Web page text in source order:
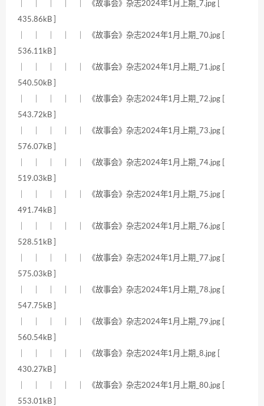
｜ ｜ ｜ ｜ ｜ 《故事会》杂志2024年1月上期_7.jpg [
435.86kB ]
｜ ｜ ｜ ｜ ｜ 《故事会》杂志2024年1月上期_70.jpg [
536.11kB ]
｜ ｜ ｜ ｜ ｜ 《故事会》杂志2024年1月上期_71.jpg [
540.50kB ]
｜ ｜ ｜ ｜ ｜ 《故事会》杂志2024年1月上期_72.jpg [
543.72kB ]
｜ ｜ ｜ ｜ ｜ 《故事会》杂志2024年1月上期_73.jpg [
576.07kB ]
｜ ｜ ｜ ｜ ｜ 《故事会》杂志2024年1月上期_74.jpg [
519.03kB ]
｜ ｜ ｜ ｜ ｜ 《故事会》杂志2024年1月上期_75.jpg [
491.74kB ]
｜ ｜ ｜ ｜ ｜ 《故事会》杂志2024年1月上期_76.jpg [
528.51kB ]
｜ ｜ ｜ ｜ ｜ 《故事会》杂志2024年1月上期_77.jpg [
575.03kB ]
｜ ｜ ｜ ｜ ｜ 《故事会》杂志2024年1月上期_78.jpg [
547.75kB ]
｜ ｜ ｜ ｜ ｜ 《故事会》杂志2024年1月上期_79.jpg [
560.54kB ]
｜ ｜ ｜ ｜ ｜ 《故事会》杂志2024年1月上期_8.jpg [
430.27kB ]
｜ ｜ ｜ ｜ ｜ 《故事会》杂志2024年1月上期_80.jpg [
553.01kB ]